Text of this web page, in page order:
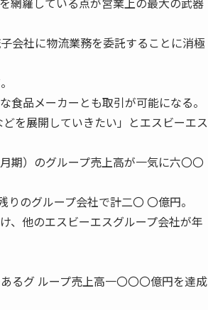
会社に物流業務を委託することに消極
食品メーカーとも取引が可能になる。
を展開していきたい」とエスビーエス
期）のグループ売上高が一気に六〇〇
のグループ会社で計二〇 〇億円。
、他のエスビーエスグループ会社が年
るグ ループ売上高一〇〇〇億円を達成